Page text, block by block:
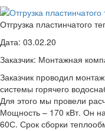
Отгрузка пластинчатого
Дата: 03.02.20
Заказчик: Монтажная
Заказчик проводил
системы горячего
Для этого мы провели
Мощность – 170 кВт. Он
60С. Срок сборки